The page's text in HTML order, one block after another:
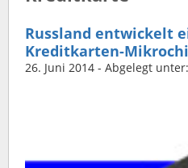
Russland entwickelt
Kreditkarten-
26. Juni 2014 - Abgelegt unter: